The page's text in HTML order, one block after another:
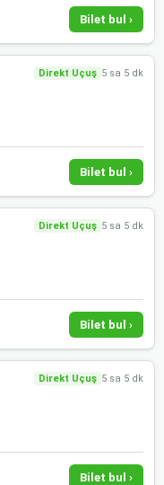
Bilet bul ›
Direkt Uçuş 5 sa 5 dk
Bilet bul ›
Direkt Uçuş 5 sa 5 dk
Bilet bul ›
Direkt Uçuş 5 sa 5 dk
Bilet bul ›